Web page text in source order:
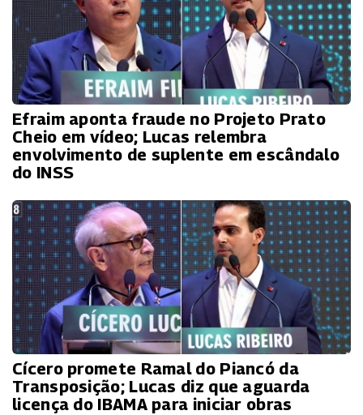
Efraim aponta fraude no Projeto Prato
Cheio em vídeo; Lucas relembra
envolvimento de suplente em escândalo
do INSS
Cícero promete Ramal do Piancó da
Transposição; Lucas diz que aguarda
licença do IBAMA para iniciar obras